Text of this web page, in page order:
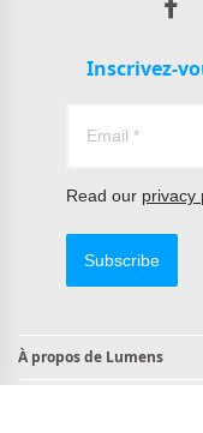
Inscrivez-
Read our privacy
Subscribe
À propos de Lumens